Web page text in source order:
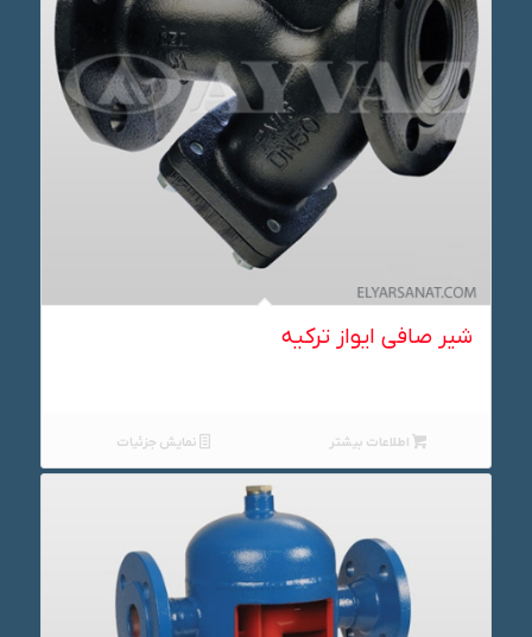
شیر صافی ایواز ترکیه
اطلاعات بیشتر نمایش جزئیات